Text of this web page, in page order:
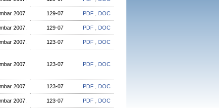
2007. 129-07 PDF DOC
2007. 129-07 PDF DOC
2007. 123-07 PDF DOC
2007. 123-07 PDF DOC
2007. 123-07 PDF DOC
2007. 123-07 PDF DOC